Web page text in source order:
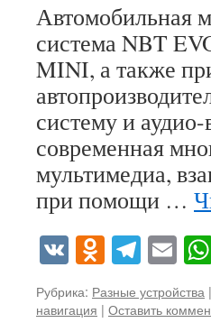
Автомобильная
система NBT
MINI, а также
систему и
современная
мультимедиа,
при помощи …
VK
Рубрика: Разные устройства |
навигация | Оставить